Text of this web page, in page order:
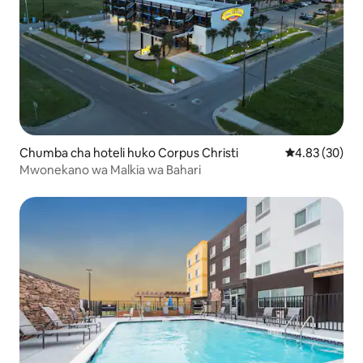
Chumba cha hoteli huko Corpus Christi Ukadiriaji wa
4.83 (30)
Mwonekano wa Malkia wa Bahari